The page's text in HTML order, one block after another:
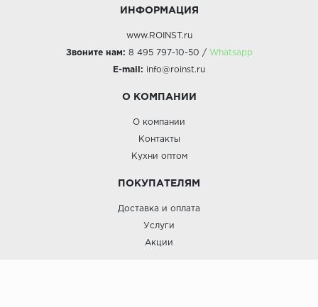
ИНФОРМАЦИЯ
www.ROINST.ru
Звоните нам: 8 495 797-10-50 / Whatsapp
E-mail: info@roinst.ru
О КОМПАНИИ
О компании
Контакты
Кухни оптом
ПОКУПАТЕЛЯМ
Доставка и оплата
Услуги
Акции